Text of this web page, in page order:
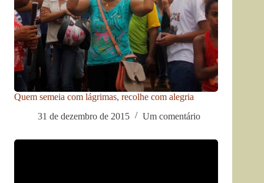
Quem semeia com lágrimas, recolhe com alegria
31 de dezembro de 2015
Um comentário